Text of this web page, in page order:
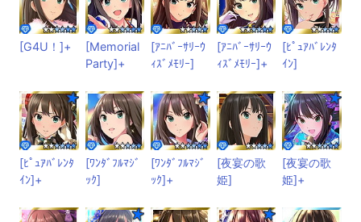
[G4U！]+
[Memorial
Party]+
[ｱﾆﾊﾞｰｻﾘｰｳ
ｨｽﾞﾒﾓﾘｰ]
[ｱﾆﾊﾞｰｻﾘｰｳ
ｨｽﾞﾒﾓﾘｰ]+
[ﾋﾟｭｱﾊﾞﾚﾝﾀ
ｲﾝ]
[ﾋﾟｭｱﾊﾞﾚﾝﾀ
ｲﾝ]+
[ﾜﾝﾀﾞﾌﾙﾏｼﾞ
ｯｸ]
[ﾜﾝﾀﾞﾌﾙﾏｼﾞ
ｯｸ]+
[夜宴の歌
姫]
[夜宴の歌
姫]+